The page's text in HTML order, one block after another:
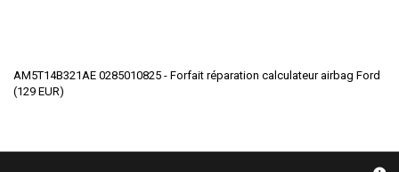
AM5T14B321AE 0285010825 - Forfait réparation calculateur airbag Ford
(129 EUR)